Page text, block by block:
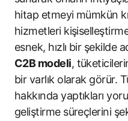
hitap etmeyi mümkün
hizmetleri
esnek, hızlı bir şekilde
C2B modeli,
bir varlık olarak görür.
hakkında yaptıkları
geliştirme süreçlerini